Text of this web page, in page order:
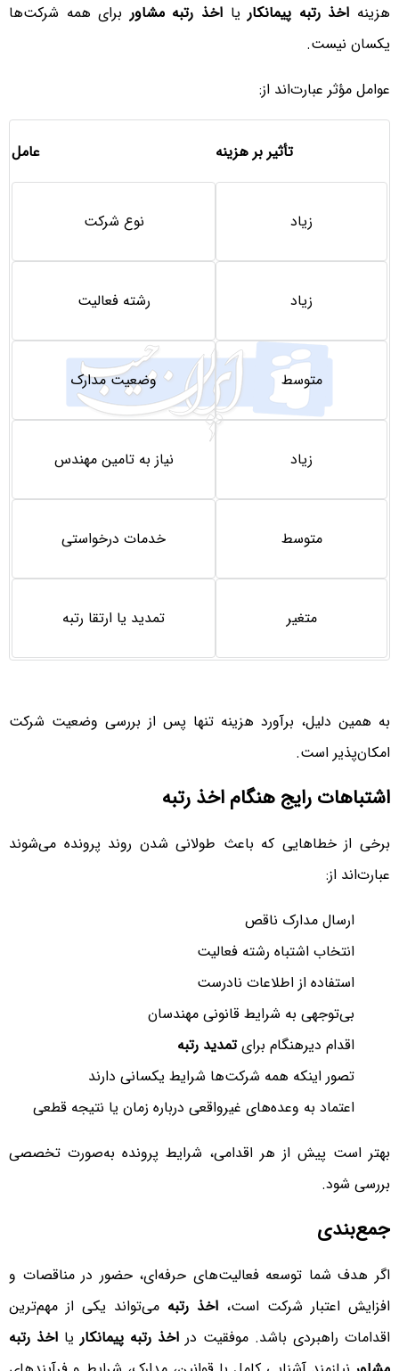
هزینه اخذ رتبه پیمانکار یا اخذ رتبه مشاور برای همه شرکت‌ها
یکسان نیست.
عوامل مؤثر عبارت‌اند از:
عامل تأثیر بر هزینه
نوع شرکت زیاد
رشته فعالیت زیاد
وضعیت مدارک متوسط
نیاز به تامین مهندس زیاد
خدمات درخواستی متوسط
تمدید یا ارتقا رتبه متغیر
به همین دلیل، برآورد هزینه تنها پس از بررسی وضعیت شرکت
امکان‌پذیر است.
اشتباهات رایج هنگام اخذ رتبه
برخی از خطاهایی که باعث طولانی شدن روند پرونده می‌شوند
عبارت‌اند از:
ارسال مدارک ناقص
انتخاب اشتباه رشته فعالیت
استفاده از اطلاعات نادرست
بی‌توجهی به شرایط قانونی مهندسان
اقدام دیرهنگام برایتمدید رتبه
تصور اینکه همه شرکت‌ها شرایط یکسانی دارند
اعتماد به وعده‌های غیرواقعی درباره زمان یا نتیجه قطعی
بهتر است پیش از هر اقدامی، شرایط پرونده به‌صورت تخصصی
بررسی شود.
جمع‌بندی
اگر هدف شما توسعه فعالیت‌های حرفه‌ای، حضور در مناقصات و
افزایش اعتبار شرکت است، اخذ رتبه می‌تواند یکی از مهم‌ترین
اقدامات راهبردی باشد. موفقیت در اخذ رتبه پیمانکار یا اخذ رتبه